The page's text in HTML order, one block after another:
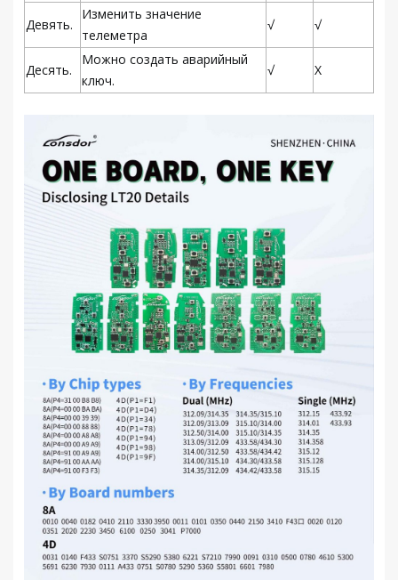
Девять.
Изменить значение
телеметра
√ √
Десять.
Можно создать аварийный
ключ.
√ Х